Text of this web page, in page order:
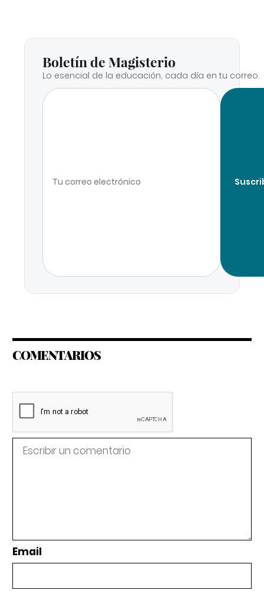
Boletín de Magisterio
Lo esencial de la educación, cada día en tu correo.
COMENTARIOS
Email